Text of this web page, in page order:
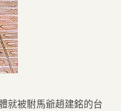
就被駙馬爺趙建銘的台